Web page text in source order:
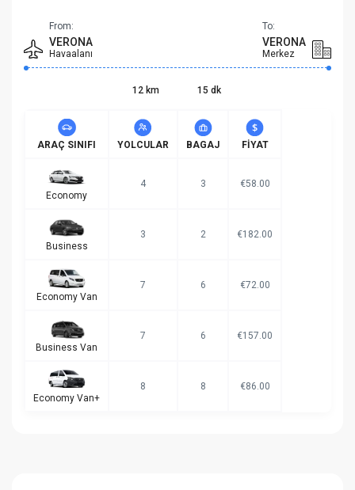
From:
VERONA
Havaalanı
To:
VERONA
Merkez
12 km 15 dk
ARAÇ SINIFI YOLCULAR BAGAJ FIYAT
Economy
4 3 €58.00
Business
3 2 €182.00
Economy Van
7 6 €72.00
Business Van
7 6 €157.00
Economy Van+
8 8 €86.00